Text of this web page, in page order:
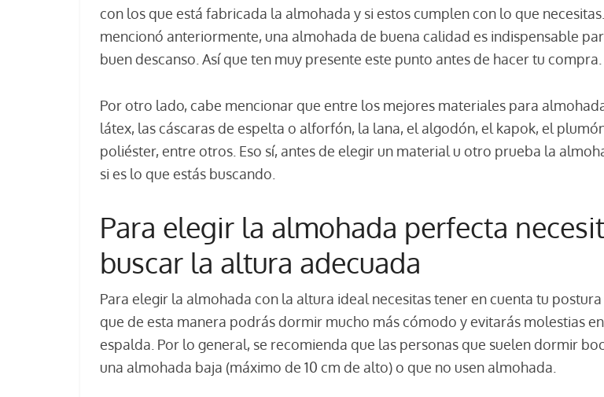
con los que está fabricada la almohada y si estos cumplen con lo que
mencionó anteriormente, una almohada de buena calidad es indispensable
buen descanso. Así que ten muy presente este punto antes de hacer tu compra.
Por otro lado, cabe mencionar que entre los mejores materiales para
látex, las cáscaras de espelta o alforfón, la lana, el algodón, el kapok, el
poliéster, entre otros. Eso sí, antes de elegir un material u otro prueba la
si es lo que estás buscando.
Para elegir la almohada perfecta
buscar la altura adecuada
Para elegir la almohada con la altura ideal necesitas tener en cuenta tu
que de esta manera podrás dormir mucho más cómodo y evitarás molestias
espalda. Por lo general, se recomienda que las personas que suelen dormir
una almohada baja (máximo de 10 cm de alto) o que no usen almohada.